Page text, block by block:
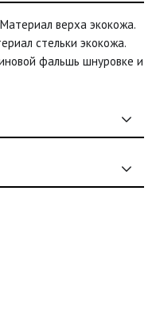
верха экокожа.
стельки экокожа.
фальшь шнуровке и
товаров как